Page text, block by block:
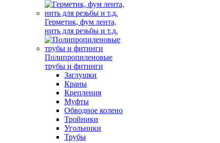
Герметик, фум лента,
нить для резьбы и т.д.
Полипропиленовые
трубы и фитинги
Заглушки
Краны
Крепления
Муфты
Обводное колено
Тройники
Угольники
Трубы